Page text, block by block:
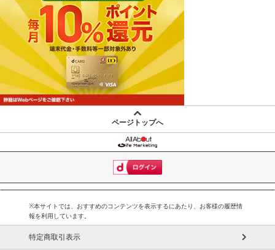
ページトップへ
※本サイトでは、おすすめのコンテンツを表示するにあたり、お客様の履歴情
報を利用しています。
特定商取引表示